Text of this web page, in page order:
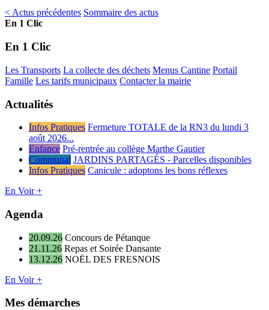
< Actus précédentes Sommaire des actus
En 1 Clic
En 1 Clic
Les Transports La collecte des déchets Menus Cantine Portail
Famille Les tarifs municipaux Contacter la mairie
Actualités
Infos Pratiques Fermeture TOTALE de la RN3 du lundi 3
août 2026...
Enfance Pré-rentrée au collège Marthe Gautier
Communal JARDINS PARTAGÉS - Parcelles disponibles
Infos Pratiques Canicule : adoptons les bons réflexes
En Voir +
Agenda
20.09.26 Concours de Pétanque
21.11.26 Repas et Soirée Dansante
13.12.26 NOËL DES FRESNOIS
En Voir +
Mes démarches